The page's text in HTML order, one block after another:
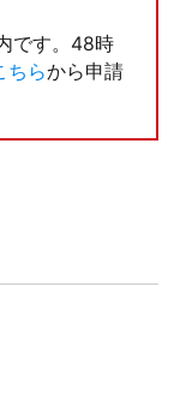
です。48時
ちらから申請